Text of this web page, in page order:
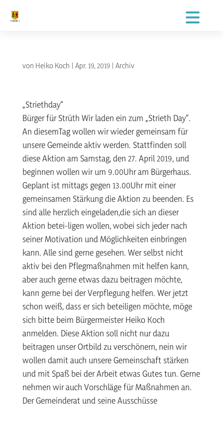
von Heiko Koch | Apr. 19, 2019| Archiv
„Striethday“
Bürger für Strüth Wir laden ein zum „Strieth Day“.
An diesemTag wollen wir wieder gemeinsam für
unsere Gemeinde aktiv werden. Stattfinden soll
diese Aktion am Samstag, den 27. April 2019, und
beginnen wollen wir um 9.00Uhr am Bürgerhaus.
Geplant ist mittags gegen 13.00Uhr mit einer
gemeinsamen Stärkung die Aktion zu beenden. Es
sind alle herzlich eingeladen,die sich an dieser
Aktion betei-ligen wollen, wobei sich jeder nach
seiner Motivation und Möglichkeiten einbringen
kann. Alle sind gerne gesehen. Wer selbst nicht
aktiv bei den Pflegmaßnahmen mit helfen kann,
aber auch gerne etwas dazu beitragen möchte,
kann gerne bei der Verpflegung helfen. Wer jetzt
schon weiß, dass er sich beteiligen möchte, möge
sich bitte beim Bürgermeister Heiko Koch
anmelden. Diese Aktion soll nicht nur dazu
beitragen unser Ortbild zu verschönern, nein wir
wollen damit auch unsere Gemeinschaft stärken
und mit Spaß bei der Arbeit etwas Gutes tun. Gerne
nehmen wir auch Vorschläge für Maßnahmen an.
Der Gemeinderat und seine Ausschüsse